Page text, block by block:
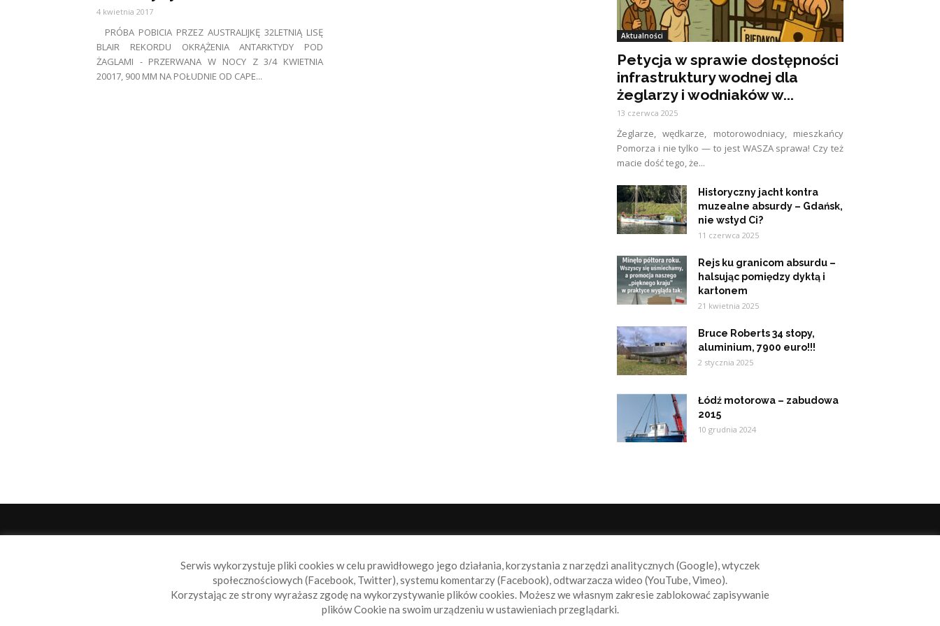
4 kwietnia 2017
PRÓBA POBICIA PRZEZ AUSTRALIJKĘ 32LETNIĄ LISĘ
BLAIR REKORDU OKRĄŻENIA ANTARKTYDY POD
ŻAGLAMI - PRZERWANA W NOCY Z 3/4 KWIETNIA
20017, 900 MM NA POŁUDNIE OD CAPE...
Aktualności
Petycja w sprawie dostępności
infrastruktury wodnej dla
żeglarzy i wodniaków w...
13 czerwca 2025
Żeglarze, wędkarze, motorowodniacy, mieszkańcy
Pomorza i nie tylko — to jest WASZA sprawa! Czy też
macie dość tego, że...
Historyczny jacht kontra
muzealne absurdy – Gdańsk,
nie wstyd Ci?
11 czerwca 2025
Rejs ku granicom absurdu –
halsując pomiędzy dyktą i
kartonem
21 kwietnia 2025
Bruce Roberts 34 stopy,
aluminium, 7900 euro!!!
2 stycznia 2025
Łódź motorowa – zabudowa
2015
10 grudnia 2024
Sailbook.pl to miejsce dla wszystkich, którzy szukają aktualnych
wiadomości ze świata żeglarstwa, świata motorowodniactwa i
nie tylko.
Serwis wykorzystuje pliki cookies w celu prawidłowego jego działania, korzystania z narzędzi analitycznych (Google), wtyczek
społecznościowych (Facebook, Twitter), systemu komentarzy (Facebook), odtwarzacza wideo (YouTube, Vimeo).
Korzystając ze strony wyrażasz zgodę na wykorzystywanie plików cookies. Możesz we własnym zakresie zablokować zapisywanie
plików Cookie na swoim urządzeniu w ustawieniach przeglądarki.